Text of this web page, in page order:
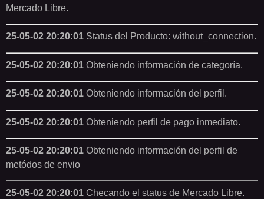
Mercado Libre.
25-05-02 20:20:01 Status del Producto: without_connection.
25-05-02 20:20:01 Obteniendo información de categoría.
25-05-02 20:20:01 Obteniendo información del perfil.
25-05-02 20:20:01 Obteniendo perfil de pago inmediato.
25-05-02 20:20:01 Obteniendo información del perfil de
metódos de envio
25-05-02 20:20:01 Checando el status de Mercado Libre.